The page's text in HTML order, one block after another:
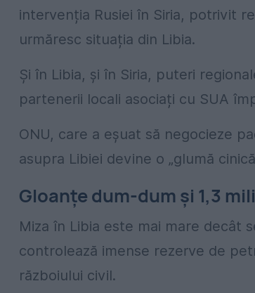
intervenția Rusiei în Siria, potrivit
urmăresc situația din Libia.
Și în Libia, și în Siria, puteri
partenerii locali asociați cu SUA
ONU, care a eșuat să negocieze
asupra Libiei devine o „glumă
Gloanțe dum-dum și 1,3
Miza în Libia este mai mare decât
controlează imense rezerve de
războiului civil.